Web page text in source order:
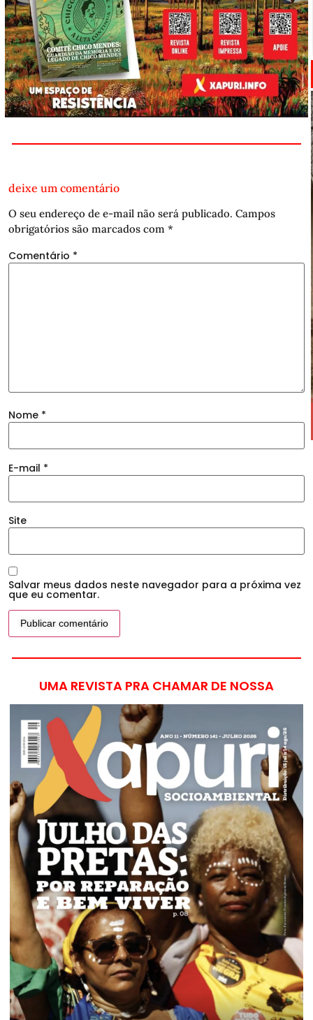
deixe um comentário
O seu endereço de e-mail não será publicado. Campos
obrigatórios são marcados com *
Comentário *
Nome *
E-mail *
Site
Salvar meus dados neste navegador para a próxima vez
que eu comentar.
UMA REVISTA PRA CHAMAR DE NOSSA